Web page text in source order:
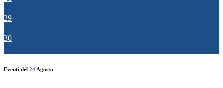
29
30
Eventi del 24 Agosto